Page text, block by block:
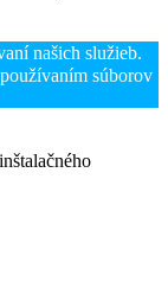
našich služieb.
súborov